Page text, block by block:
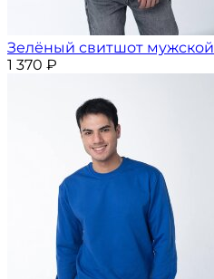
Зелёный свитшот мужской
1 370 ₽